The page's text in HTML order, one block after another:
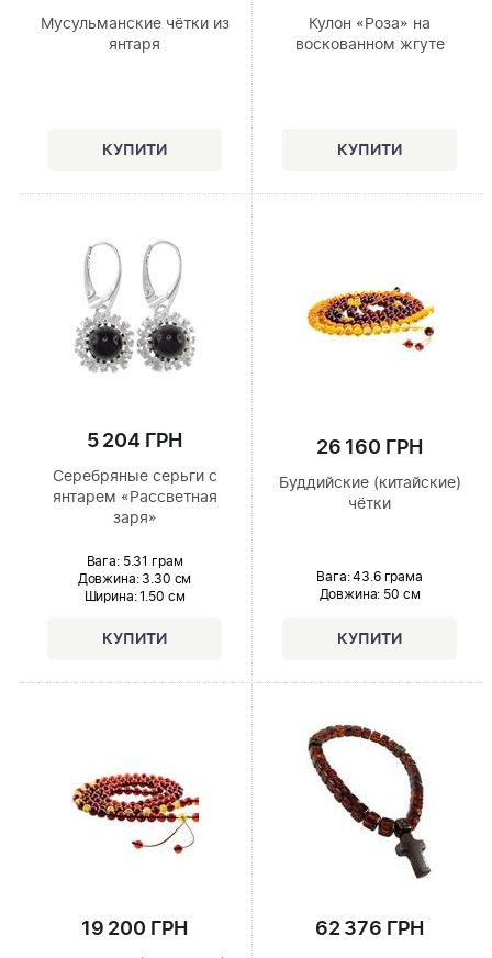
Мусульманские чётки из
янтаря
Кулон «Роза» на
воскованном жгуте
5 204 ГРН
Серебряные серьги с
янтарем «Рассветная
заря»
Вага: 5.31 грам
Довжина:3.30 см
Ширина: 1.50 см
26 160 ГРН
Буддийские (китайские)
чётки
Вага: 43.6 грама
Довжина: 50 см
19 200 ГРН 62 376 ГРН